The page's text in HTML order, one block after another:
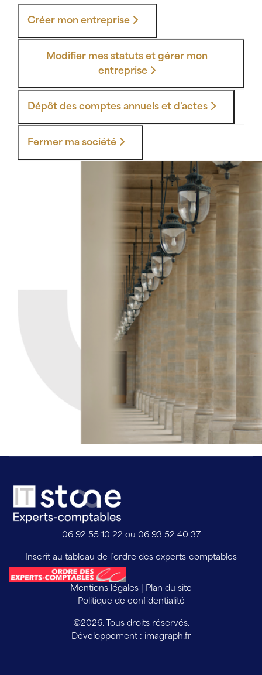
Créer mon entreprise
Modifier mes statuts et gérer mon
entreprise
Dépôt des comptes annuels et d'actes
Fermer ma société
06 92 55 10 22 ou 06 93 52 40 37
Inscrit au tableau de l’ordre des experts-comptables
Mentions légales
Plan du site
Politique de confidentialité
©2026. Tous droits réservés.
Développement : imagraph.fr